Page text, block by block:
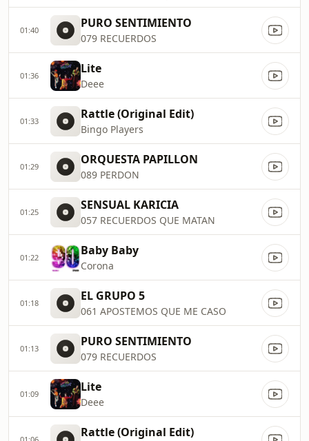
01:40 PURO SENTIMIENTO
079 RECUERDOS
01:36 Lite
Deee
01:33 Rattle (Original Edit)
Bingo Players
01:29 ORQUESTA PAPILLON
089 PERDON
01:25 SENSUAL KARICIA
057 RECUERDOS QUE MATAN
01:22 Baby Baby
Corona
01:18 EL GRUPO 5
061 APOSTEMOS QUE ME CASO
01:13 PURO SENTIMIENTO
079 RECUERDOS
01:09 Lite
Deee
01:06 Rattle (Original Edit)